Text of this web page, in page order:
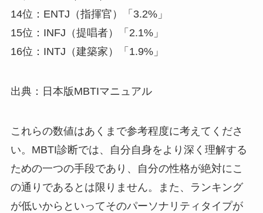
14位：ENTJ（指揮官）「3.2%」
15位：INFJ（提唱者）「2.1%」
16位：INTJ（建築家）「1.9%」
出典：日本版MBTIマニュアル
これらの数値はあくまで参考程度に考えてくださ
い。MBTI診断では、自分自身をより深く理解する
ための一つの手段であり、自分の性格が絶対にこ
の通りであるとは限りません。また、ランキング
が低いからといってそのパーソナリティタイプが